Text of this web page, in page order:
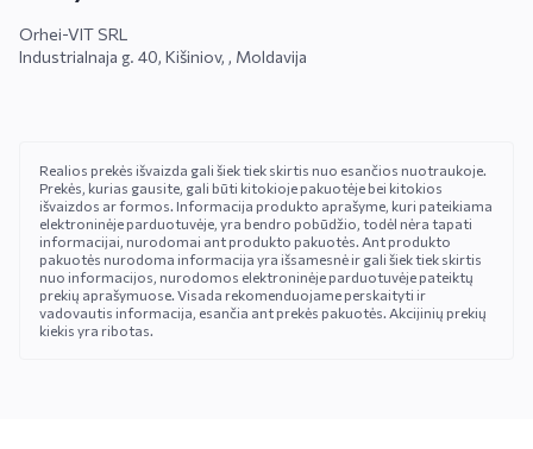
Orhei-VIT SRL
Industrialnaja g. 40, Kišiniov, , Moldavija
Realios prekės išvaizda gali šiek tiek skirtis nuo esančios nuotraukoje.
Prekės, kurias gausite, gali būti kitokioje pakuotėje bei kitokios
išvaizdos ar formos. Informacija produkto aprašyme, kuri pateikiama
elektroninėje parduotuvėje, yra bendro pobūdžio, todėl nėra tapati
informacijai, nurodomai ant produkto pakuotės. Ant produkto
pakuotės nurodoma informacija yra išsamesnė ir gali šiek tiek skirtis
nuo informacijos, nurodomos elektroninėje parduotuvėje pateiktų
prekių aprašymuose. Visada rekomenduojame perskaityti ir
vadovautis informacija, esančia ant prekės pakuotės. Akcijinių prekių
kiekis yra ribotas.